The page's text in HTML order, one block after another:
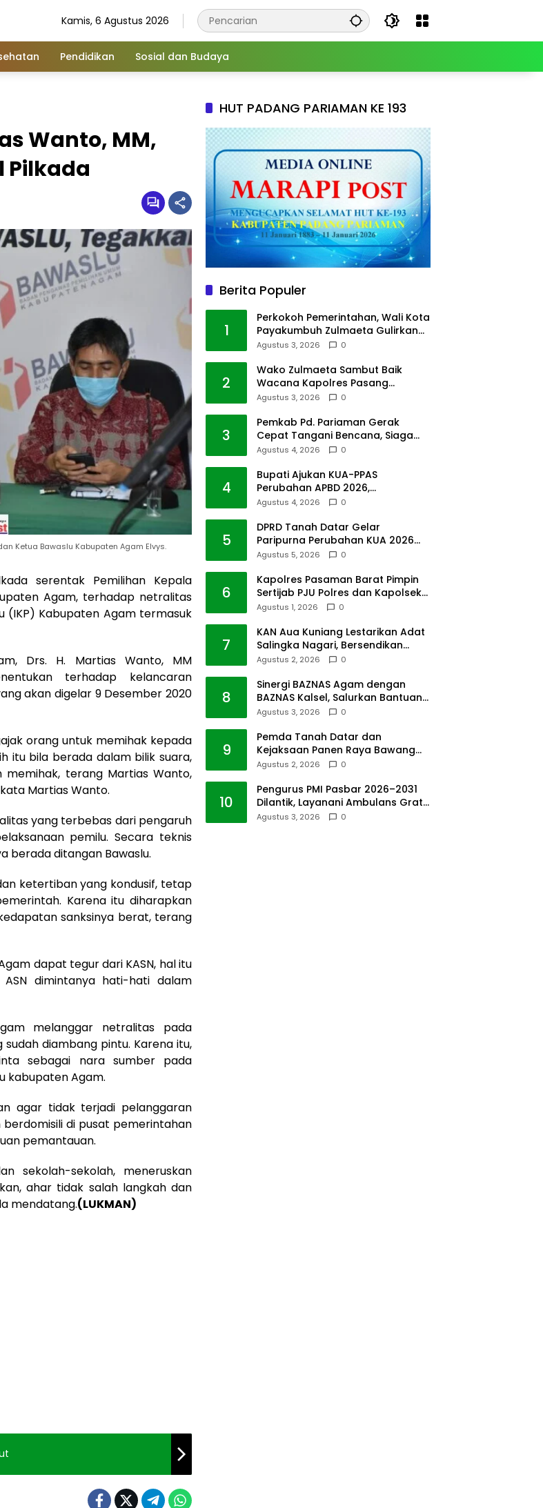
Kamis, 6 Agustus 2026
Pendidikan Sosial dan Budaya
Wanto, MM,
Pilkada
Ketua Bawaslu Kabupaten Agam Elvys.
serentak Pemilihan Kepala
Agam, terhadap netralitas
(IKP) Kabupaten Agam termasuk
Drs. H. Martias Wanto, MM
terhadap kelancaran
akan digelar 9 Desember 2020
orang untuk memihak kepada
itu bila berada dalam bilik suara,
memihak, terang Martias Wanto,
Martias Wanto.
yang terbebas dari pengaruh
pemilu. Secara teknis
berada ditangan Bawaslu.
ketertiban yang kondusif, tetap
Karena itu diharapkan
sanksinya berat, terang
dapat tegur dari KASN, hal itu
dimintanya hati-hati dalam
melanggar netralitas pada
diambang pintu. Karena itu,
sebagai nara sumber pada
kabupaten Agam.
agar tidak terjadi pelanggaran
di pusat pemerintahan
pemantauan.
sekolah-sekolah, meneruskan
ahar tidak salah langkah dan
mendatang.(LUKMAN)
HUT PADANG PARIAMAN KE 193
Berita Populer
1
Perkokoh Pemerintahan, Wali Kota
Payakumbuh Zulmaeta Gulirkan
Jabatan
Agustus 3, 2026 0
2
Wako Zulmaeta Sambut Baik
Wacana Kapolres Pasang
Kamera Pantau Lalin
Agustus 3, 2026 0
3
Pemkab Pd. Pariaman Gerak
Cepat Tangani Bencana, Siaga
Cuaca Ekstrem
Agustus 4, 2026 0
4
Bupati Ajukan KUA-PPAS
Perubahan APBD 2026,
Pendapatan Pasbar Naik 15
Agustus 4, 2026 0
5
DPRD Tanah Datar Gelar
Paripurna Perubahan KUA 2026
dan PPAS Tahun 2027
Agustus 5, 2026 0
6
Kapolres Pasaman Barat Pimpin
Sertijab PJU Polres dan Kapolsek
Sungai Beremas
Agustus 1, 2026 0
7
KAN Aua Kuniang Lestarikan Adat
Salingka Nagari, Bersendikan
Kitabullah
Agustus 2, 2026 0
8
Sinergi BAZNAS Agam dengan
BAZNAS Kalsel, Salurkan Bantuan
Bencana Alam
Agustus 3, 2026 0
9
Pemda Tanah Datar dan
Kejaksaan Panen Raya Bawang
Merah di Sawah Tangah
Agustus 2, 2026 0
10
Pengurus PMI Pasbar 2026–2031
Dilantik, Layanani Ambulans Gratis
ke Padang
Agustus 3, 2026 0